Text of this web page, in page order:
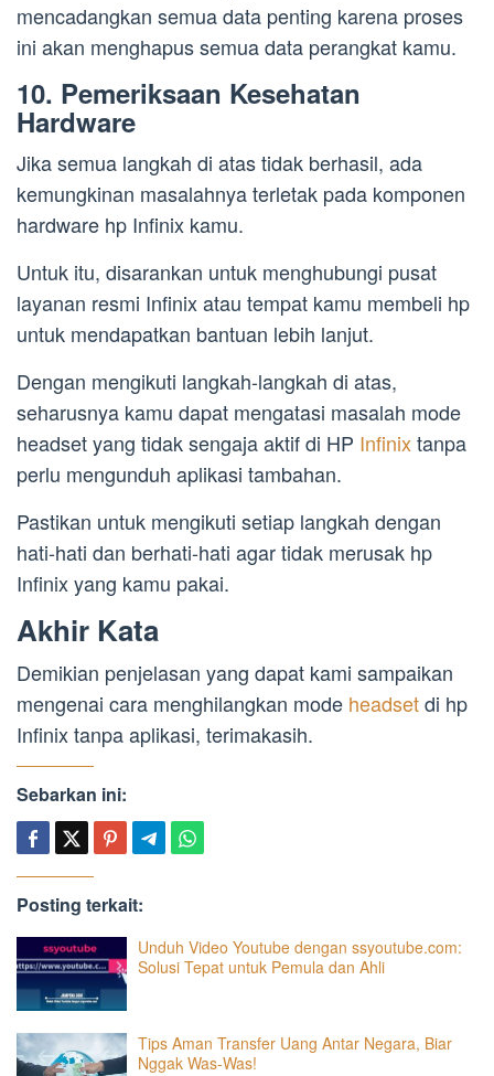
mencadangkan semua data penting karena proses
ini akan menghapus semua data perangkat kamu.
10. Pemeriksaan Kesehatan
Hardware
Jika semua langkah di atas tidak berhasil, ada
kemungkinan masalahnya terletak pada komponen
hardware hp Infinix kamu.
Untuk itu, disarankan untuk menghubungi pusat
layanan resmi Infinix atau tempat kamu membeli hp
untuk mendapatkan bantuan lebih lanjut.
Dengan mengikuti langkah-langkah di atas,
seharusnya kamu dapat mengatasi masalah mode
headset yang tidak sengaja aktif di HP Infinixtanpa
perlu mengunduh aplikasi tambahan.
Pastikan untuk mengikuti setiap langkah dengan
hati-hati dan berhati-hati agar tidak merusak hp
Infinix yang kamu pakai.
Akhir Kata
Demikian penjelasan yang dapat kami sampaikan
mengenai cara menghilangkan mode headsetdi hp
Infinix tanpa aplikasi, terimakasih.
Sebarkan ini:
Posting terkait:
Unduh Video Youtube dengan ssyoutube.com:
Solusi Tepat untuk Pemula dan Ahli
Tips Aman Transfer Uang Antar Negara, Biar
Nggak Was-Was!